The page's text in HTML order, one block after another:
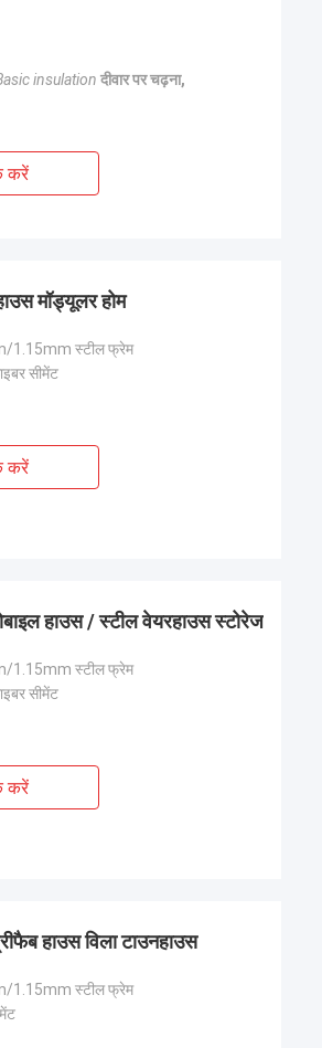
बीओबी
insulation दीवार पर चढ़ना,
करें
मॉड्यूलर होम
1.15mm स्टील फ्रेम
सीमेंट
करें
हाउस / स्टील वेयरहाउस स्टोरेज
1.15mm स्टील फ्रेम
सीमेंट
करें
हाउस विला टाउनहाउस
1.15mm स्टील फ्रेम